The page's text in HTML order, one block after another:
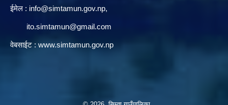
ईमेल‌ : info@simtamun.gov.np,
ito.simtamun@gmail.com
वेबसाईट : www.simtamun.gov.np